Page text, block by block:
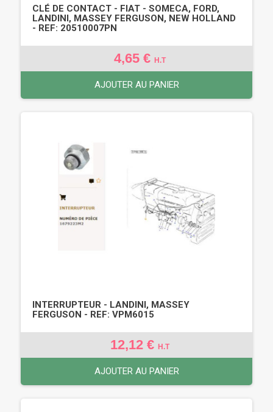
CLÉ DE CONTACT - FIAT - SOMECA, FORD,
LANDINI, MASSEY FERGUSON, NEW HOLLAND
- REF: 20510007PN
4,65 € H.T
AJOUTER AU PANIER
INTERRUPTEUR - LANDINI, MASSEY
FERGUSON - REF: VPM6015
12,12 € H.T
AJOUTER AU PANIER